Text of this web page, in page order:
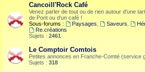
Cancoill'Rock Café
Venez parler de tout ou de rien autour d'une
de Pont ou d'un café !
Sous-forums :
Paysages Saveurs
Re.créations
Sujets : 2461
Le Comptoir Comtois
Petites annonces en Franche-Comté (service
Sujets : 318